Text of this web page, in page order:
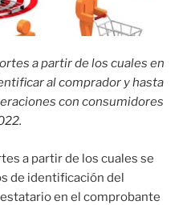
a partir de los cuales en
al comprador y hasta
con consumidores
a partir de los cuales se
de identificación del
en el comprobante